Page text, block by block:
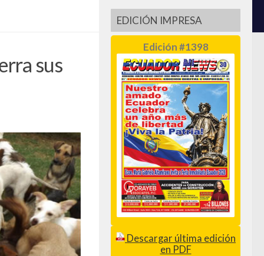
sus
EDICIÓN IMPRESA
Edición #1398
Descargar última edición
en PDF